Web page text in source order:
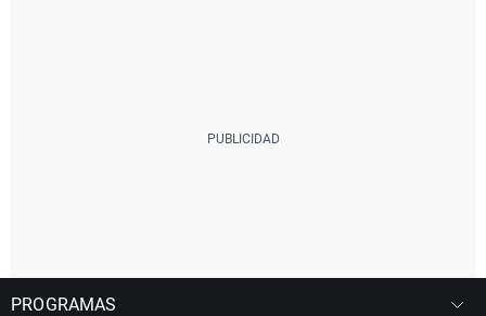
PROGRAMAS